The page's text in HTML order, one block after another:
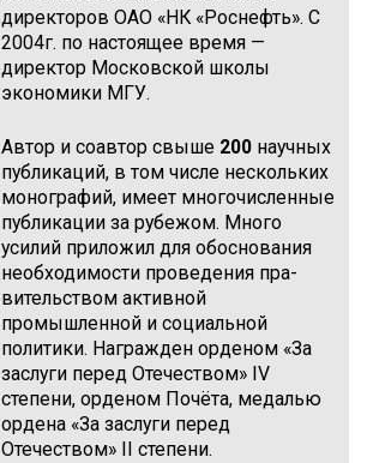
директо­ров ОАО «НК «Роснефть». С
2004г. по на­стоящее время —
директор Московской школы
экономики МГУ.
Автор и соавтор свыше 200 научных
публи­каций, в том числе нескольких
моногра­фий, имеет многочисленные
публикации за рубежом. Много
усилий приложил для обо­снования
необходимости проведения пра­
вительством активной
промышленной и социальной
политики. Награжден орденом «За
заслуги перед Отечеством» IV
степени, орденом Почёта, медалью
ордена «За за­слуги перед
Отечеством» II степени.